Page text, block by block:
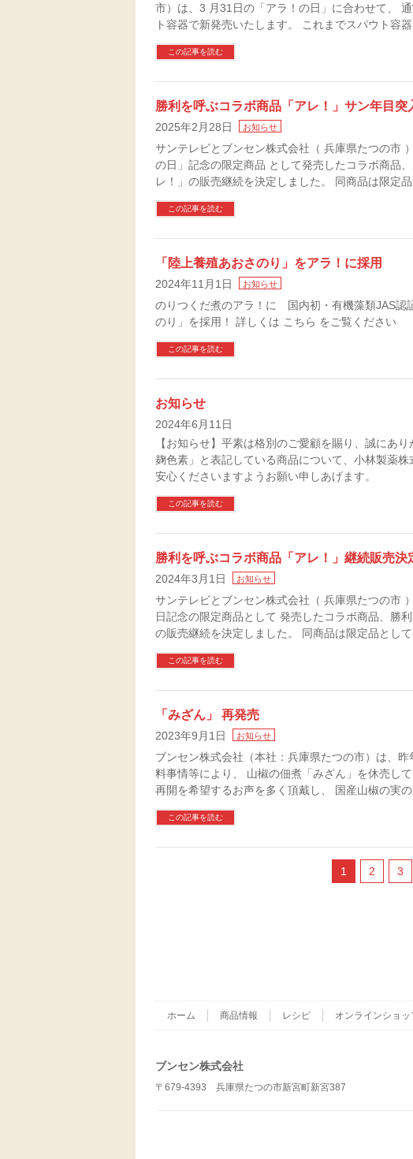
市）は、3 月31日の「アラ！の日」に合わせて、
ト容器で新発売いたします。 これまでスパウト容
この記事を読む
勝利を呼ぶコラボ商品「アレ！」サン年目突
2025年2月28日 お知らせ
サンテレビとブンセン株式会社（ 兵庫県たつの市
の日」記念の限定商品 として発売したコラボ商品
レ！」の販売継続を決定しました。 同商品は限定
この記事を読む
「陸上養殖あおさのり」をアラ！に採用
2024年11月1日 お知らせ
のりつくだ煮のアラ！に 国内初・有機藻類JAS認
のり」を採用！ 詳しくは こちら をご覧ください
この記事を読む
お知らせ
2024年6月11日
【お知らせ】平素は格別のご愛顧を賜り、誠にあ
麹色素」と表記している商品について、小林製薬
安心くださいますようお願い申しあげます。
この記事を読む
勝利を呼ぶコラボ商品「アレ！」継続販売決
2024年3月1日 お知らせ
サンテレビとブンセン株式会社（ 兵庫県たつの市
日記念の限定商品として 発売したコラボ商品、勝
の販売継続を決定しました。 同商品は限定品とし
この記事を読む
「みざん」 再発売
2023年9月1日 お知らせ
ブンセン株式会社（本社：兵庫県たつの市）は、
料事情等により、 山椒の佃煮「みざん」を休売し
再開を希望するお声を多く頂戴し、 国産山椒の実
この記事を読む
1 2 3
ホーム 商品情報 レシピ オンラインショッ
ブンセン株式会社
〒679-4393 兵庫県たつの市新宮町新宮387